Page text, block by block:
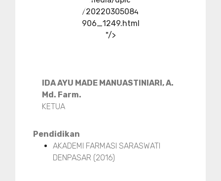
/20220305084
906_1249.html
"/>
IDA AYU MADE MANUASTINIARI, A.
Md. Farm.
KETUA
Pendidikan
AKADEMI FARMASI SARASWATI
DENPASAR (2016)